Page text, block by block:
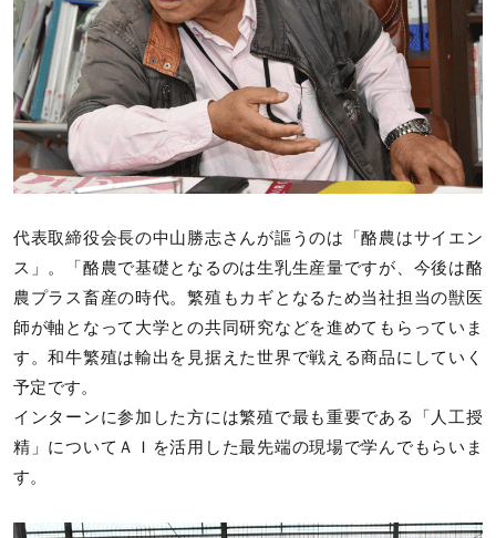
代表取締役会長の中山勝志さんが謳うのは「酪農はサイエン
ス」。「酪農で基礎となるのは生乳生産量ですが、今後は酪
農プラス畜産の時代。繁殖もカギとなるため当社担当の獣医
師が軸となって大学との共同研究などを進めてもらっていま
す。和牛繁殖は輸出を見据えた世界で戦える商品にしていく
予定です。
インターンに参加した方には繁殖で最も重要である「人工授
精」についてＡＩを活用した最先端の現場で学んでもらいま
す。